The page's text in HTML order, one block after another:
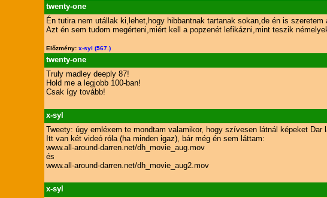
twenty-one
Én tutira nem utállak ki,lehet,hogy hibbantnak tartanak sokan,de én is
Azt én sem tudom megérteni,miért kell a popzenét lefikázni,mint teszik
Előzmény: x-syl (567.)
twenty-one
Truly madley deeply 87!
Hold me a legjobb 100-ban!
Csak így tovább!
x-syl
Tweety: úgy emléxem te mondtam valamikor, hogy szívesen látnál képeket Dar
Itt van két videó róla (ha minden igaz), bár még én sem láttam:
www.all-around-darren.net/dh_movie_aug.mov
és
www.all-around-darren.net/dh_movie_aug2.mov
x-syl